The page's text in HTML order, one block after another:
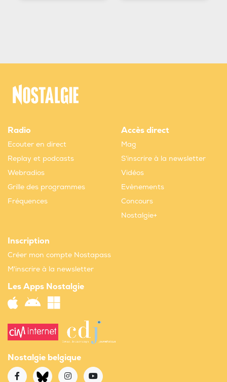
Radio
Ecouter en direct
Replay et podcasts
Webradios
Grille des programmes
Fréquences
Accès direct
Mag
S'inscrire à la newsletter
Vidéos
Evènements
Concours
Nostalgie+
Inscription
Créer mon compte Nostapass
M'inscrire à la newsletter
Les Apps Nostalgie
Nostalgie belgique